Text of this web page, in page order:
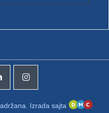
Izrada sajta